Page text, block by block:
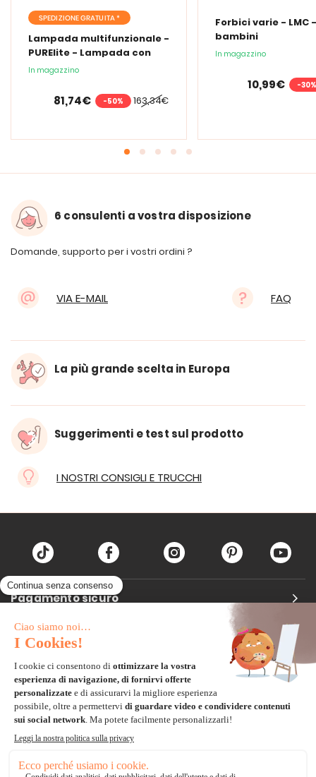
SPEDIZIONE GRATUITA *
Lampada multifunzionale -
PURElite - Lampada con
lente d'ingrandimento
In magazzino
163,34€
81,74€ -50%
Forbici varie - LMC
bambini
In magazzino
10,99€ -30%
6 consulenti a vostra disposizione
Domande, supporto per i vostri ordini ?
VIA E-MAIL FAQ
La più grande scelta in Europa
Suggerimenti e test sul prodotto
I NOSTRI CONSIGLI E TRUCCHI
Pagamento sicuro
Carta di credito
Paypal
Bonifico Bancario
3 volte senza tasse
*Soluzioni di consegna